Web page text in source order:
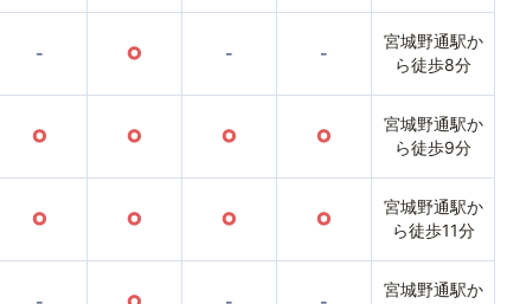
- ○ - -
宮城野通駅か
ら徒歩8分
○ ○ ○ ○
宮城野通駅か
ら徒歩9分
○ ○ ○ ○
宮城野通駅か
ら徒歩11分
宮城野通駅か